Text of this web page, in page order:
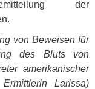
der
von Beweisen für
des Bluts von
amerikanischer
Larissa)